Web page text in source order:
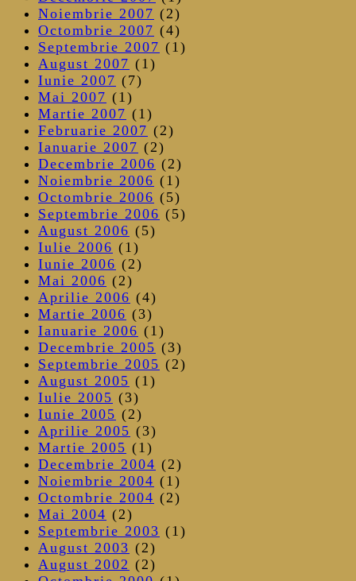
Noiembrie 2007 (2)
Octombrie 2007 (4)
Septembrie 2007 (1)
August 2007 (1)
Iunie 2007 (7)
Mai 2007 (1)
Martie 2007 (1)
Februarie 2007 (2)
Ianuarie 2007 (2)
Decembrie 2006 (2)
Noiembrie 2006 (1)
Octombrie 2006 (5)
Septembrie 2006 (5)
August 2006 (5)
Iulie 2006 (1)
Iunie 2006 (2)
Mai 2006 (2)
Aprilie 2006 (4)
Martie 2006 (3)
Ianuarie 2006 (1)
Decembrie 2005 (3)
Septembrie 2005 (2)
August 2005 (1)
Iulie 2005 (3)
Iunie 2005 (2)
Aprilie 2005 (3)
Martie 2005 (1)
Decembrie 2004 (2)
Noiembrie 2004 (1)
Octombrie 2004 (2)
Mai 2004 (2)
Septembrie 2003 (1)
August 2003 (2)
August 2002 (2)